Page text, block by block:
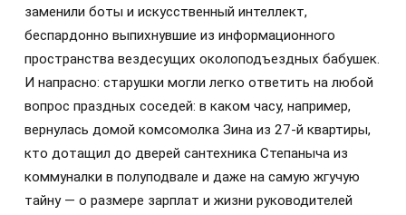
заменили боты и искусственный интеллект,
беспардонно выпихнувшие из информационного
пространства вездесущих околоподъездных бабушек.
И напрасно: старушки могли легко ответить на любой
вопрос праздных соседей: в каком часу, например,
вернулась домой комсомолка Зина из 27-й квартиры,
кто дотащил до дверей сантехника Степаныча из
коммуналки в полуподвале и даже на самую жгучую
тайну — о размере зарплат и жизни руководителей